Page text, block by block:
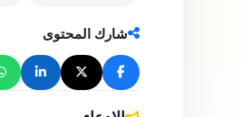
شارك المحتوى